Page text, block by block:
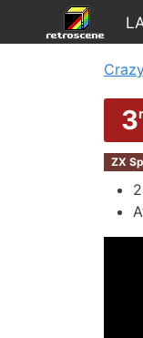
3
ZX